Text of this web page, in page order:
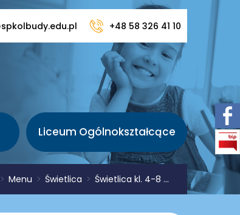
+48 58 326 41 10
Liceum Ogólnokształcące
> Menu > Świetlica > Świetlica kl. 4-8 ...